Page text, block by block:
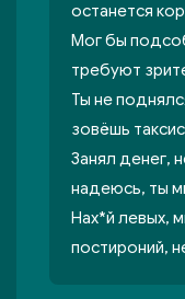
останется
Мог бы
требуют
Ты не
зовёшь
Занял денег,
надеюсь, ты
Нах*й левых,
постироний,